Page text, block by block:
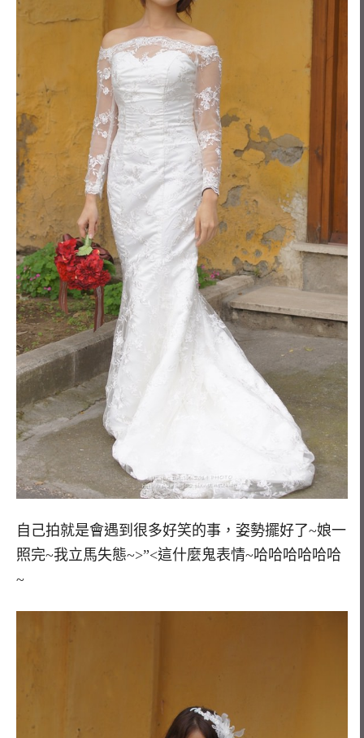
自己拍就是會遇到很多好笑的事，姿勢擺好了~娘一
照完~我立馬失態~>”<這什麼鬼表情~哈哈哈哈哈哈
~